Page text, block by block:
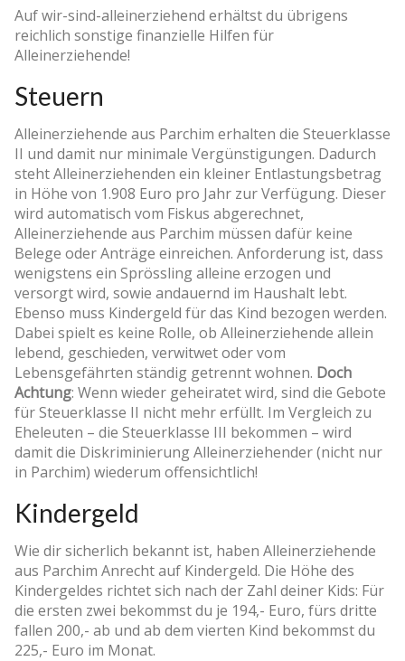
Auf wir-sind-alleinerziehend erhältst du übrigens
reichlich sonstige finanzielle Hilfen für
Alleinerziehende!
Steuern
Alleinerziehende aus Parchim erhalten die Steuerklasse
II und damit nur minimale Vergünstigungen. Dadurch
steht Alleinerziehenden ein kleiner Entlastungsbetrag
in Höhe von 1.908 Euro pro Jahr zur Verfügung. Dieser
wird automatisch vom Fiskus abgerechnet,
Alleinerziehende aus Parchim müssen dafür keine
Belege oder Anträge einreichen. Anforderung ist, dass
wenigstens ein Sprössling alleine erzogen und
versorgt wird, sowie andauernd im Haushalt lebt.
Ebenso muss Kindergeld für das Kind bezogen werden.
Dabei spielt es keine Rolle, ob Alleinerziehende allein
lebend, geschieden, verwitwet oder vom
Lebensgefährten ständig getrennt wohnen. Doch
Achtung: Wenn wieder geheiratet wird, sind die Gebote
für Steuerklasse II nicht mehr erfüllt. Im Vergleich zu
Eheleuten – die Steuerklasse III bekommen – wird
damit die Diskriminierung Alleinerziehender (nicht nur
in Parchim) wiederum offensichtlich!
Kindergeld
Wie dir sicherlich bekannt ist, haben Alleinerziehende
aus Parchim Anrecht auf Kindergeld. Die Höhe des
Kindergeldes richtet sich nach der Zahl deiner Kids: Für
die ersten zwei bekommst du je 194,- Euro, fürs dritte
fallen 200,- ab und ab dem vierten Kind bekommst du
225,- Euro im Monat.